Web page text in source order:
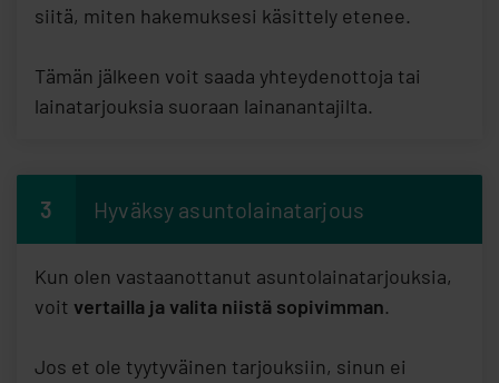
siitä, miten hakemuksesi käsittely etenee.
Tämän jälkeen voit saada yhteydenottoja tai
lainatarjouksia suoraan lainanantajilta.
3 Hyväksy asuntolainatarjous
Kun olen vastaanottanut asuntolainatarjouksia,
voit vertailla ja valita niistä sopivimman.
Jos et ole tyytyväinen tarjouksiin, sinun ei